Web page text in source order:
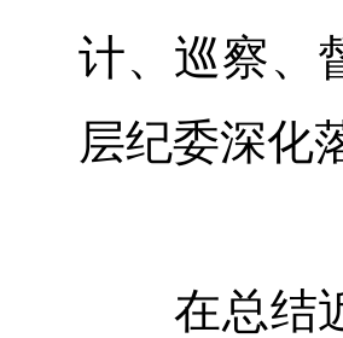
计、巡察、
层纪委深化
在总结近